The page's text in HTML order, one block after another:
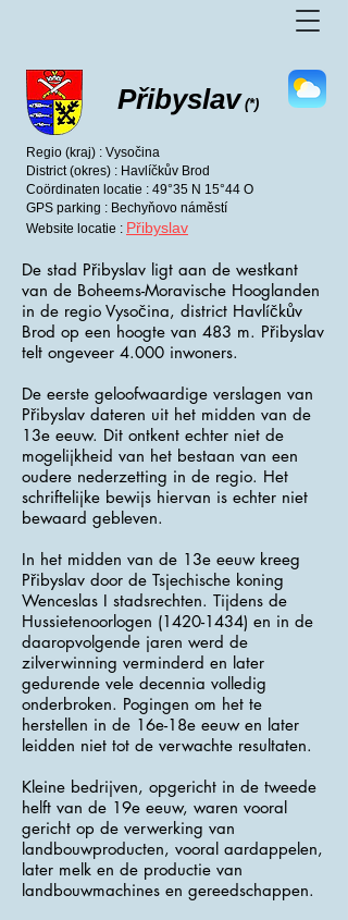
Přibyslav(*)
Regio (kraj) : Vysočina
District (okres) : Havlíčkův Brod
Coördinaten locatie : 49°35 N 15°44 O
GPS parking : Bechyňovo náměstí
Website locatie : Přibyslav
De stad Přibyslav ligt aan de westkant
van de Boheems-Moravische Hooglanden
in de regio Vysočina, district Havlíčkův
Brod op een hoogte van 483 m. Přibyslav
telt ongeveer 4.000 inwoners.
De eerste geloofwaardige verslagen van
Přibyslav dateren uit het midden van de
13e eeuw. Dit ontkent echter niet de
mogelijkheid van het bestaan ​​van een
oudere nederzetting in de regio. Het
schriftelijke bewijs hiervan is echter niet
bewaard gebleven.
In het midden van de 13e eeuw kreeg
Přibyslav door de Tsjechische koning
Wenceslas I stadsrechten. Tijdens de
Hussietenoorlogen (1420-1434) en in de
daaropvolgende jaren werd de
zilverwinning verminderd en later
gedurende vele decennia volledig
onderbroken. Pogingen om het te
herstellen in de 16e-18e eeuw en later
leidden niet tot de verwachte resultaten.
Kleine bedrijven, opgericht in de tweede
helft van de 19e eeuw, waren vooral
gericht op de verwerking van
landbouwproducten, vooral aardappelen,
later melk en de productie van
landbouwmachines en gereedschappen.